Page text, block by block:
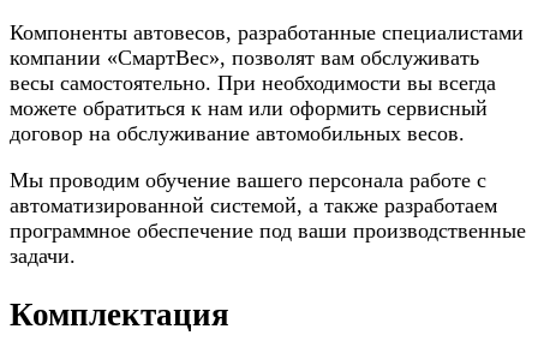
Компоненты автовесов, разработанные специалистами
компании «СмартВес», позволят вам обслуживать
весы самостоятельно. При необходимости вы всегда
можете обратиться к нам или оформить сервисный
договор на обслуживание автомобильных весов.
Мы проводим обучение вашего персонала работе с
автоматизированной системой, а также разработаем
программное обеспечение под ваши производственные
задачи.
Комплектация